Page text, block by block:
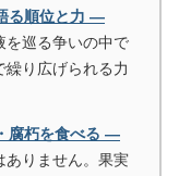
る順位と力 ―
を巡る争いの中で
り広げられる力
腐朽を食べる ―
ありません。果実